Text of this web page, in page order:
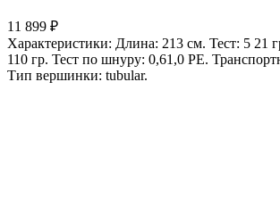
11 899 ₽
Характеристики: Длина: 213 см. Тест: 5 21
110 гр. Тест по шнуру: 0,61,0 РЕ.
Тип вершинки: tubular.